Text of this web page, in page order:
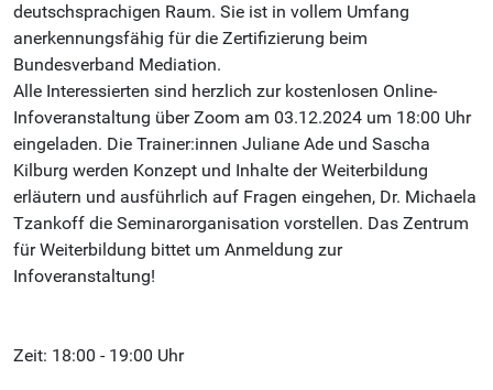
deutschsprachigen Raum. Sie ist in vollem Umfang
anerkennungsfähig für die Zertifizierung beim
Bundesverband Mediation.
Alle Interessierten sind herzlich zur kostenlosen Online-
Infoveranstaltung über Zoom am 03.12.2024 um 18:00 Uhr
eingeladen. Die Trainer:innen Juliane Ade und Sascha
Kilburg werden Konzept und Inhalte der Weiterbildung
erläutern und ausführlich auf Fragen eingehen, Dr. Michaela
Tzankoff die Seminarorganisation vorstellen. Das Zentrum
für Weiterbildung bittet um Anmeldung zur
Infoveranstaltung!
Zeit: 18:00 - 19:00 Uhr